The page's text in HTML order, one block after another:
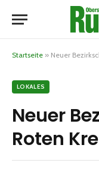
Startseite » Neuer
LOKALES
Neuer
Roten